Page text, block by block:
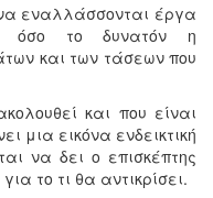
εναλλάσσονται έργα
όσο το δυνατόν η
και των τάσεων που
και που είναι
μια εικόνα ενδεικτική
να δει ο επισκέπτης
το τι θα αντικρίσει.